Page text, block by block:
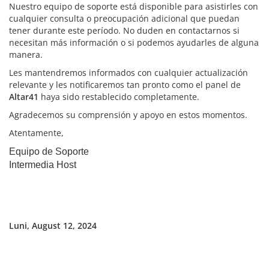
Nuestro equipo de soporte está disponible para asistirles con
cualquier consulta o preocupación adicional que puedan
tener durante este período. No duden en contactarnos si
necesitan más información o si podemos ayudarles de alguna
manera.
Les mantendremos informados con cualquier actualización
relevante y les notificaremos tan pronto como el panel de
Altar41 haya sido restablecido completamente.
Agradecemos su comprensión y apoyo en estos momentos.
Atentamente,
Equipo de Soporte
Intermedia Host
Luni, August 12, 2024